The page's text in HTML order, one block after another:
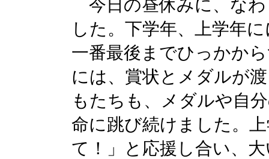
今日の昼休みに、な
した。下学年、上学年
一番最後までひっかか
には、賞状とメダルが
もたちも、メダルや自
命に跳び続けました。
て！」と応援し合い、